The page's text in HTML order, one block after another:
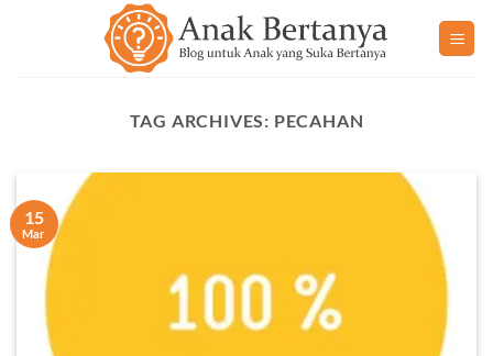
TAG ARCHIVES: PECAHAN
15
Mar